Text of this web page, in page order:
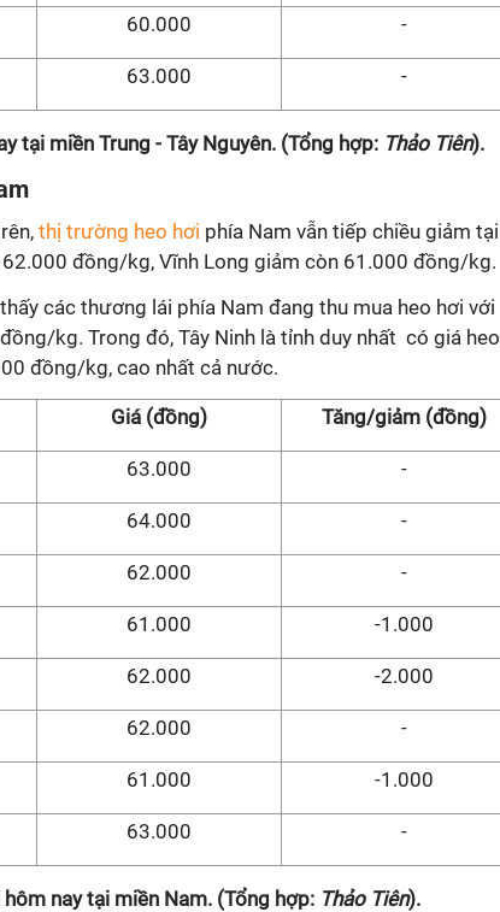
60.000 -
63.000 -
tại miền Trung - Tây Nguyên. (Tổng hợp: Thảo Tiên).
thị trường heo hơi phía Nam vẫn tiếp chiều giảm tại
62.000 đồng/kg, Vĩnh Long giảm còn 61.000 đồng/kg.
các thương lái phía Nam đang thu mua heo hơi với
kg. Trong đó, Tây Ninh là tỉnh duy nhất có giá heo
đồng/kg, cao nhất cả nước.
Giá (đồng) Tăng/giảm (đồng)
63.000 -
64.000 -
62.000 -
61.000 -1.000
62.000 -2.000
62.000 -
61.000 -1.000
63.000 -
hôm nay tại miền Nam. (Tổng hợp: Thảo Tiên).